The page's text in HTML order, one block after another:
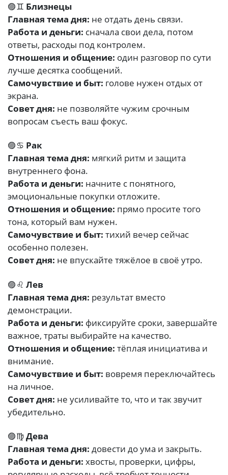
🟣♊ Близнецы
Главная тема дня: не отдать день связи.
Работа и деньги: сначала свои дела, потом
ответы, расходы под контролем.
Отношения и общение: один разговор по сути
лучше десятка сообщений.
Самочувствие и быт: голове нужен отдых от
экрана.
Совет дня: не позволяйте чужим срочным
вопросам съесть ваш фокус.
🟣♋ Рак
Главная тема дня: мягкий ритм и защита
внутреннего фона.
Работа и деньги: начните с понятного,
эмоциональные покупки отложите.
Отношения и общение: прямо просите того
тона, который вам нужен.
Самочувствие и быт: тихий вечер сейчас
особенно полезен.
Совет дня: не впускайте тяжёлое в своё утро.
🟣♌ Лев
Главная тема дня: результат вместо
демонстрации.
Работа и деньги: фиксируйте сроки, завершайте
важное, траты выбирайте на качество.
Отношения и общение: тёплая инициатива и
внимание.
Самочувствие и быт: вовремя переключайтесь
на личное.
Совет дня: не усиливайте то, что и так звучит
убедительно.
🟣♍Дева
Главная тема дня: довести до ума и закрыть.
Работа и деньги: хвосты, проверки, цифры,